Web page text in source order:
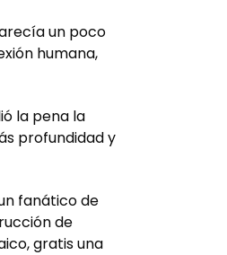
un poco
humana,
la pena la
profundidad y
fanático de
de
gratis una